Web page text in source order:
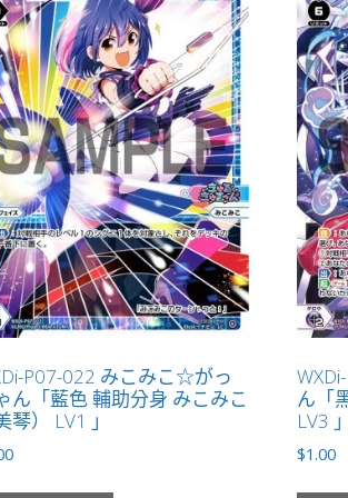
P07-022 みこみこ☆がっ
ん「藍色 輔助分身 みこみこ
琴） LV1 」
ん「
LV3
$1.00